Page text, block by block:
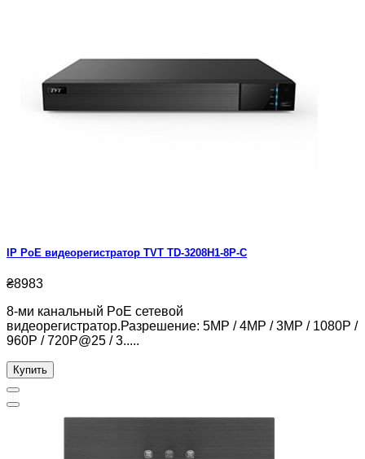
IP PoE видеорегистратор TVT TD-3208H1-8P-C
₴8983
8-ми канальный PoE сетевой
видеорегистратор.Разрешение: 5MP / 4MP / 3MP / 1080P /
960P / 720P@25 / 3.....
Купить